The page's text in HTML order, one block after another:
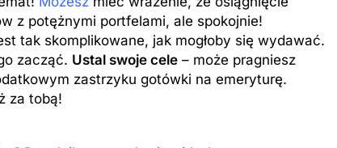
z potężnymi portfelami, ale spokojnie!
tak skomplikowane, jak mogłoby się wydawać.
zacząć. Ustal swoje cele – może pragniesz
zastrzyku gotówki na emeryturę.
za tobą!